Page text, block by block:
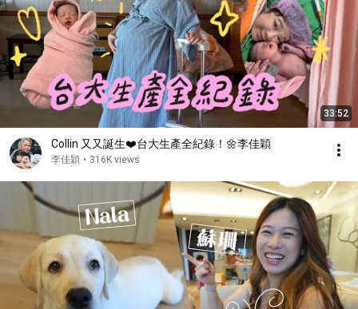
33:52
Collin 又又誕生❤️台大生產全紀錄！🌼李佳穎
李佳穎 • 316K views